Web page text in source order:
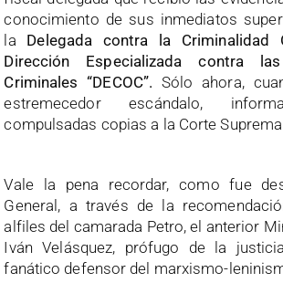
conocimiento de sus inmediatos
la Delegada contra la Criminalidad
Dirección Especializada contra las
Criminales “DECOC”. Sólo ahora,
estremecedor escándalo,
compulsadas copias a la Corte
Vale la pena recordar, como fue
General, a través de la
alfiles del camarada Petro, el anterior
Iván Velásquez, prófugo de la
fanático defensor del marxismo-